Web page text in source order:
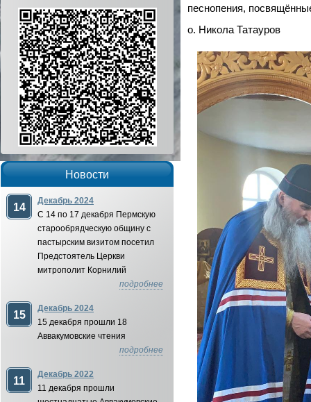
Новости
14
Декабрь 2024
С 14 по 17 декабря Пермскую
старообрядческую общину с
пастырским визитом посетил
Предстоятель Церкви
митрополит Корнилий
подробнее
15
Декабрь 2024
15 декабря прошли 18
Аввакумовские чтения
подробнее
11
Декабрь 2022
11 декабря прошли
песнопения,
о. Никола Татауров